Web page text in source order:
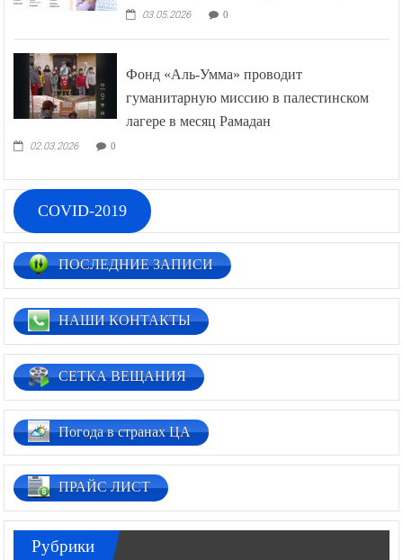
03.05.2026 0
Фонд «Аль-Умма» проводит
гуманитарную миссию в палестинском
лагере в месяц Рамадан
02.03.2026 0
COVID-2019
ПОСЛЕДНИЕ ЗАПИСИ
НАШИ КОНТАКТЫ
СЕТКА ВЕЩАНИЯ
Погода в странах ЦА
ПРАЙС ЛИСТ
Рубрики